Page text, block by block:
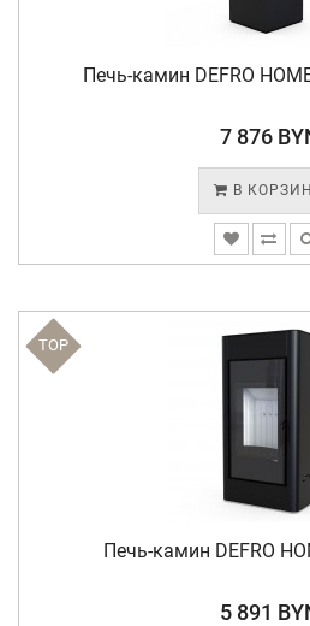
Печь-камин DEFRO
7 876
В
TOP
Печь-камин DEFRO
5 891